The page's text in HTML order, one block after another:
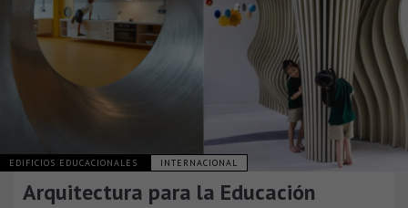
EDIFICIOS EDUCACIONALES INTERNACIONAL
Arquitectura para la Educación